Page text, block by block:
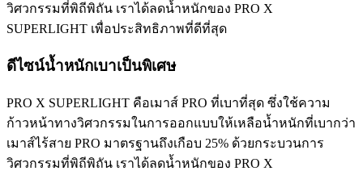
วิศวกรรมที่พิถีพิถัน เราได้ลดน้ำหนักของ PRO X
SUPERLIGHT เพื่อประสิทธิภาพที่ดีที่สุด
ดีไซน์น้ำหนักเบาเป็นพิเศษ
PRO X SUPERLIGHT คือเมาส์ PRO ที่เบาที่สุด ซึ่งใช้ความ
ก้าวหน้าทางวิศวกรรมในการออกแบบให้เหลือน้ำหนักที่เบากว่า
เมาส์ไร้สาย PRO มาตรฐานถึงเกือบ 25% ด้วยกระบวนการ
วิศวกรรมที่พิถีพิถัน เราได้ลดน้ำหนักของ PRO X